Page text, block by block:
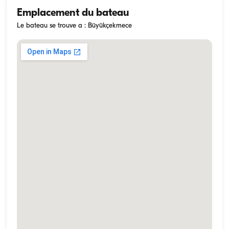
Emplacement du bateau
Le bateau se trouve a : Büyükçekmece